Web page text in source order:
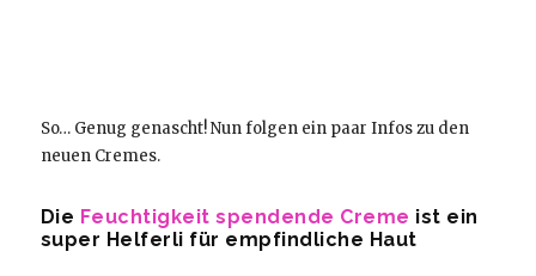
So… Genug genascht! Nun folgen ein paar Infos zu den
neuen Cremes.
Die Feuchtigkeit spendende Creme ist ein
super Helferli für empfindliche Haut